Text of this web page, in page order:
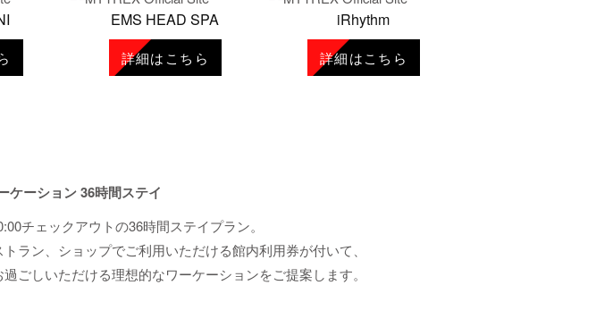
EMS HEAD SPA
詳細はこちら
iRhythm
詳細はこちら
ケーション 36時間ステイ
チェックアウトの36時間ステイプラン。
ラン、ショップでご利用いただける館内利用券が付いて、
ごしいただける理想的なワーケーションをご提案します。